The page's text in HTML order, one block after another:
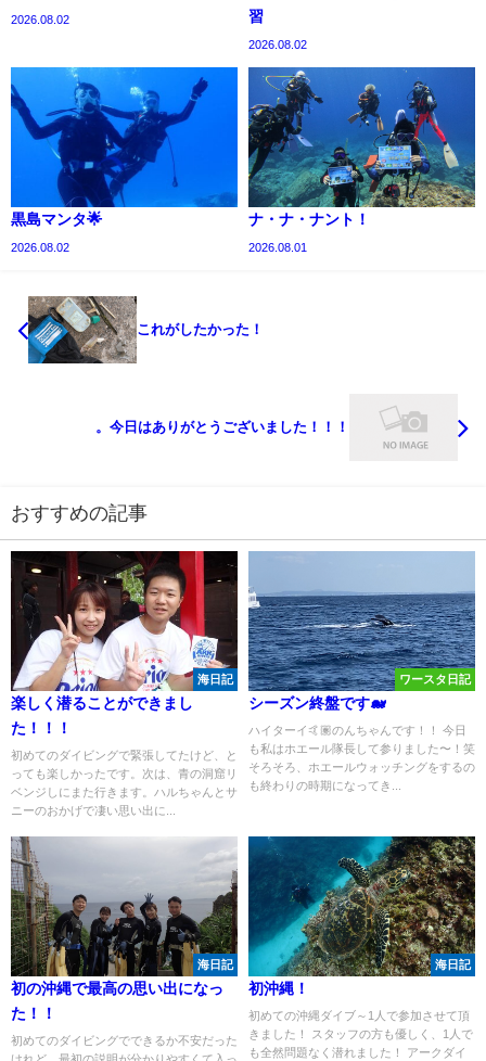
2026.08.02
習
2026.08.02
黒島マンタ🌟
2026.08.02
ナ・ナ・ナント！
2026.08.01
これがしたかった！
。今日はありがとうございました！！！
おすすめの記事
海日記
楽しく潜ることができまし
た！！！
初めてのダイビングで緊張してたけど、と
っても楽しかったです。次は、青の洞窟リ
ベンジしにまた行きます。ハルちゃんとサ
ニーのおかげで凄い思い出に...
ワースタ日記
シーズン終盤です🐋
ハイターイ🤙🏽のんちゃんです！！ 今日
も私はホエール隊長して参りました〜！笑
そろそろ、ホエールウォッチングをするの
も終わりの時期になってき...
海日記
初の沖縄で最高の思い出になっ
た！！
初めてのダイビングでできるか不安だった
海日記
初沖縄！
初めての沖縄ダイブ～1人で参加させて頂
きました！ スタッフの方も優しく、1人で
も全然問題なく潜れました！ アークダイ